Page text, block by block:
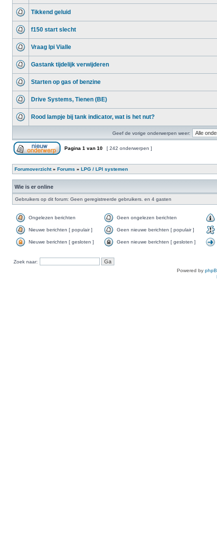
Tikkend geluid
f150 start slecht
Vraag lpi Vialle
Gastank tijdelijk verwijderen
Starten op gas of benzine
Drive Systems, Tienen (BE)
Rood lampje bij tank indicator, wat is het nut?
Geef de vorige onderwerpen weer:
Pagina 1 van 10 [ 242 onderwerpen ]
Forumoverzicht» Forums » LPG / LPI systemen
Wie is er online
Gebruikers op dit forum: Geen geregistreerde gebruikers. en 4 gasten
Ongelezen berichten Geen ongelezen berichten
Nieuwe berichten [ populair ] Geen nieuwe berichten [ populair ]
Nieuwe berichten [ gesloten ] Geen nieuwe berichten [ gesloten ]
Zoek naar:
Powered by